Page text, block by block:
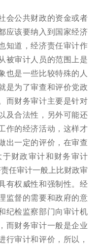
会公共财政的资金或者
应该要纳入到国家经济
知道，经济责任审计作
被审计人员的范围上是
也是一些比较特殊的人
是为了审查和评价党政
而财务审计主要是针对
及合法性，另外可能还
作的经济活动，这样才
出一定的评价，在审查
财政审计和财务审计
任审计一般上比财政审
有权威性和强制性。经
监督的需要和政府的意
纪检监察部门向审计机
而财务审计一般是企业
行审计和评价，所以，